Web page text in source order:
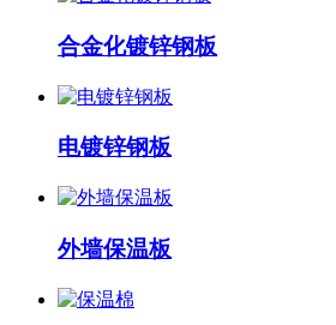
合金化镀锌钢板
电镀锌钢板
外墙保温板